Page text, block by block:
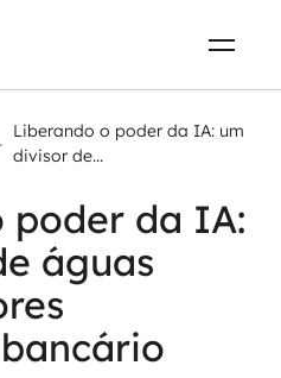
Liberando o poder da IA: um
divisor de...
poder da IA:
águas